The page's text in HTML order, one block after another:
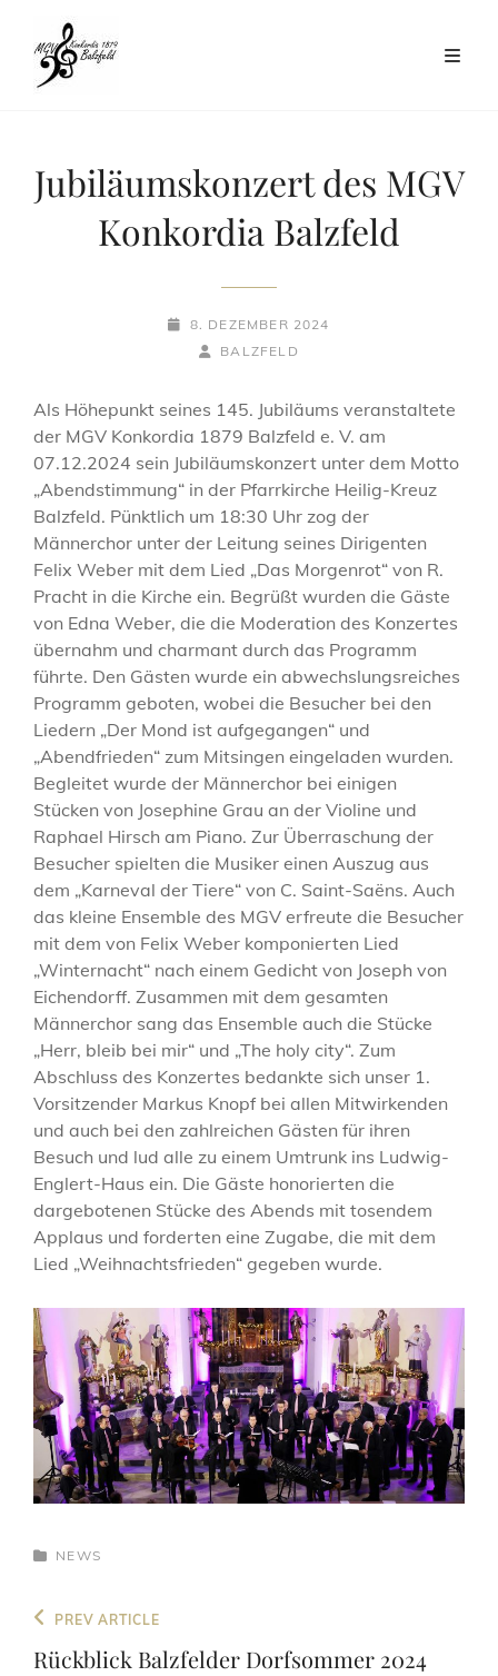
Jubiläumskonzert des MGV
Konkordia Balzfeld
POSTED-
8. DEZEMBER 2024
BY
BYLINE
BALZFELD
Als Höhepunkt seines 145. Jubiläums veranstaltete
der MGV Konkordia 1879 Balzfeld e. V. am
07.12.2024 sein Jubiläumskonzert unter dem Motto
„Abendstimmung“ in der Pfarrkirche Heilig-Kreuz
Balzfeld. Pünktlich um 18:30 Uhr zog der
Männerchor unter der Leitung seines Dirigenten
Felix Weber mit dem Lied „Das Morgenrot“ von R.
Pracht in die Kirche ein. Begrüßt wurden die Gäste
von Edna Weber, die die Moderation des Konzertes
übernahm und charmant durch das Programm
führte. Den Gästen wurde ein abwechslungsreiches
Programm geboten, wobei die Besucher bei den
Liedern „Der Mond ist aufgegangen“ und
„Abendfrieden“ zum Mitsingen eingeladen wurden.
Begleitet wurde der Männerchor bei einigen
Stücken von Josephine Grau an der Violine und
Raphael Hirsch am Piano. Zur Überraschung der
Besucher spielten die Musiker einen Auszug aus
dem „Karneval der Tiere“ von C. Saint-Saëns. Auch
das kleine Ensemble des MGV erfreute die Besucher
mit dem von Felix Weber komponierten Lied
„Winternacht“ nach einem Gedicht von Joseph von
Eichendorff. Zusammen mit dem gesamten
Männerchor sang das Ensemble auch die Stücke
„Herr, bleib bei mir“ und „The holy city“. Zum
Abschluss des Konzertes bedankte sich unser 1.
Vorsitzender Markus Knopf bei allen Mitwirkenden
und auch bei den zahlreichen Gästen für ihren
Besuch und lud alle zu einem Umtrunk ins Ludwig-
Englert-Haus ein. Die Gäste honorierten die
dargebotenen Stücke des Abends mit tosendem
Applaus und forderten eine Zugabe, die mit dem
Lied „Weihnachtsfrieden“ gegeben wurde.
CATEGORIES
NEWS
Beitragsnavigation
Previous
Post
PREV ARTICLE
Rückblick Balzfelder Dorfsommer 2024